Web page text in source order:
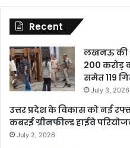
Recent
लखनऊ की
200 करोड़
समेत 119
July 3, 2026
उत्तर प्रदेश के विकास को नई
कबरई ग्रीनफील्ड हाईवे
July 2, 2026